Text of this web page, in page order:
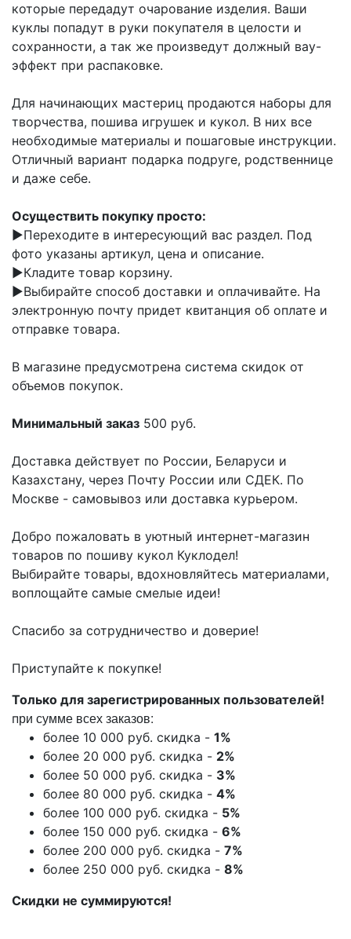
которые передадут очарование изделия. Ваши
куклы попадут в руки покупателя в целости и
сохранности, а так же произведут должный вау-
эффект при распаковке.
Для начинающих мастериц продаются наборы для
творчества, пошива игрушек и кукол. В них все
необходимые материалы и пошаговые инструкции.
Отличный вариант подарка подруге, родственнице
и даже себе.
Осуществить покупку просто:
▶️Переходите в интересующий вас раздел. Под
фото указаны артикул, цена и описание.
▶️Кладите товар корзину.
▶️Выбирайте способ доставки и оплачивайте. На
электронную почту придет квитанция об оплате и
отправке товара.
В магазине предусмотрена система скидок от
объемов покупок.
Минимальный заказ 500 руб.
Доставка действует по России, Беларуси и
Казахстану, через Почту России или СДЕК. По
Москве - самовывоз или доставка курьером.
Добро пожаловать в уютный интернет-магазин
товаров по пошиву кукол Куклодел!
Выбирайте товары, вдохновляйтесь материалами,
воплощайте самые смелые идеи!
Спасибо за сотрудничество и доверие!
Приступайте к покупке!
Только для зарегистрированных пользователей!
при сумме всех заказов:
более 10 000 руб. скидка - 1%
более 20 000 руб. скидка - 2%
более 50 000 руб. скидка - 3%
более 80 000 руб. скидка - 4%
более 100 000 руб. скидка - 5%
более 150 000 руб. скидка - 6%
более 200 000 руб. скидка - 7%
более 250 000 руб. скидка - 8%
Скидки не суммируются!